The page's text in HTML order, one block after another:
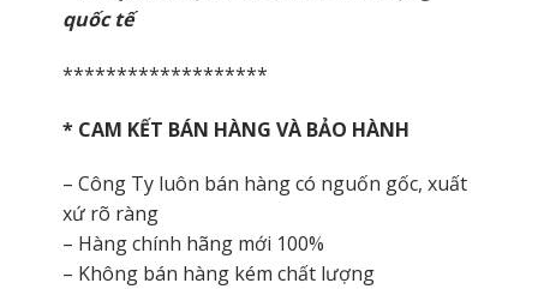
quốc tế
*******************
* CAM KẾT BÁN HÀNG VÀ BẢO HÀNH
– Công Ty luôn bán hàng có nguốn gốc, xuất
xứ rõ ràng
– Hàng chính hãng mới 100%
– Không bán hàng kém chất lượng